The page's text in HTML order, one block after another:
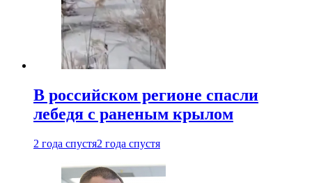
В российском регионе спасли
лебедя с раненым крылом
2 года спустя2 года спустя